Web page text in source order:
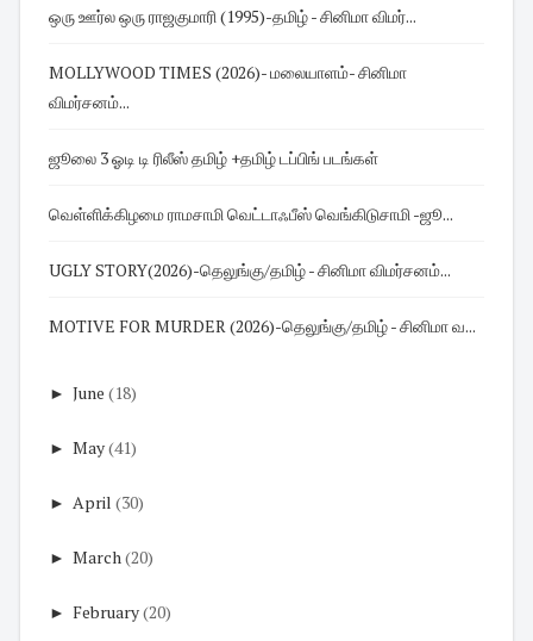
ஒரு ஊர்ல ஒரு ராஜகுமாரி (1995)-தமிழ் - சினிமா விமர்...
MOLLYWOOD TIMES (2026)- மலையாளம்- சினிமா
விமர்சனம்...
ஜூலை 3 ஓடி டி ரிலீஸ் தமிழ் +தமிழ் டப்பிங் படங்கள்
வெள்ளிக்கிழமை ராமசாமி வெட்டாஃபீஸ் வெங்கிடுசாமி -ஜூ...
UGLY STORY(2026)-தெலுங்கு/தமிழ் - சினிமா விமர்சனம்...
MOTIVE FOR MURDER (2026)-தெலுங்கு/தமிழ் - சினிமா வ...
► June (18)
► May(41)
► April (30)
► March(20)
► February(20)